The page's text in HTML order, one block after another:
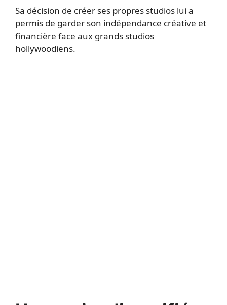
Sa décision de créer ses propres studios lui a
permis de garder son indépendance créative et
financière face aux grands studios
hollywoodiens.